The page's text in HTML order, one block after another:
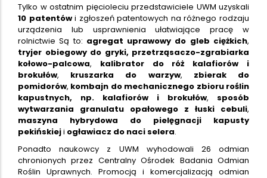
Tylko w ostatnim pięcioleciu przedstawiciele UWM uzyskali
10 patentówi zgłoszeń patentowych na różnego rodzaju
urządzenia lub usprawnienia ułatwiające pracę w
rolnictwie Są to: agregat uprawowy do gleb ciężkich,
tryjer obiegowy do gryki, przetrząsaczo-zgrabiarka
kołowo-palcowa, kalibrator do róż kalafiorów i
brokułów, kruszarka do warzyw, zbierak do
pomidorów, kombajn do mechanicznego zbioru roślin
kapustnych, np. kalafiorów i brokułów, sposób
wytwarzania granulatu opałowego z łuski cebuli,
maszyna hybrydowa do pielęgnacji kapusty
pekińskieji ogławiacz do naci selera.
Ponadto naukowcy z UWM wyhodowali 26 odmian
chronionych przez Centralny Ośrodek Badania Odmian
Roślin Uprawnych. Promocją i komercjalizacją odmian